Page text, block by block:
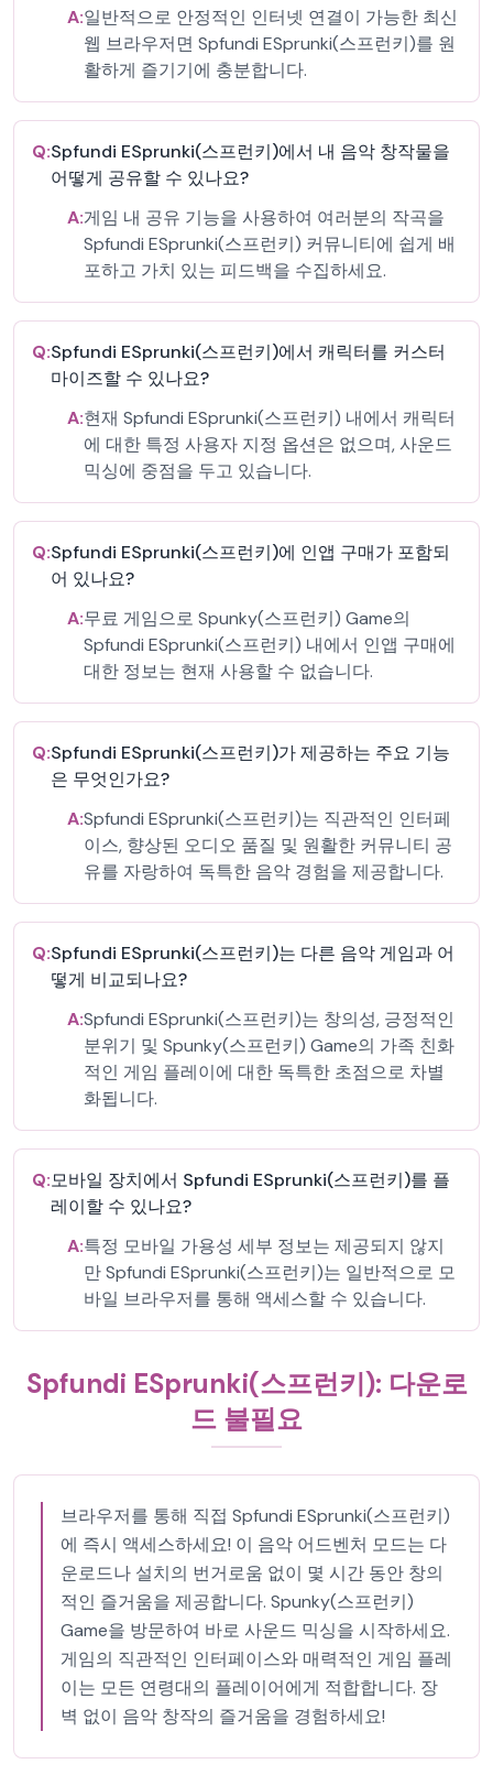
A:일반적으로 안정적인 인터넷 연결이 가능한 최신
웹 브라우저면 Spfundi ESprunki(스프런키)를 원
활하게 즐기기에 충분합니다.
Q:Spfundi ESprunki(스프런키)에서 내 음악 창작물을
어떻게 공유할 수 있나요?
A:게임 내 공유 기능을 사용하여 여러분의 작곡을
Spfundi ESprunki(스프런키) 커뮤니티에 쉽게 배
포하고 가치 있는 피드백을 수집하세요.
Q:Spfundi ESprunki(스프런키)에서 캐릭터를 커스터
마이즈할 수 있나요?
A:현재 Spfundi ESprunki(스프런키) 내에서 캐릭터
에 대한 특정 사용자 지정 옵션은 없으며, 사운드
믹싱에 중점을 두고 있습니다.
Q:Spfundi ESprunki(스프런키)에 인앱 구매가 포함되
어 있나요?
A:무료 게임으로 Spunky(스프런키) Game의
Spfundi ESprunki(스프런키) 내에서 인앱 구매에
대한 정보는 현재 사용할 수 없습니다.
Q:Spfundi ESprunki(스프런키)가 제공하는 주요 기능
은 무엇인가요?
A:Spfundi ESprunki(스프런키)는 직관적인 인터페
이스, 향상된 오디오 품질 및 원활한 커뮤니티 공
유를 자랑하여 독특한 음악 경험을 제공합니다.
Q:Spfundi ESprunki(스프런키)는 다른 음악 게임과 어
떻게 비교되나요?
A:Spfundi ESprunki(스프런키)는 창의성, 긍정적인
분위기 및 Spunky(스프런키) Game의 가족 친화
적인 게임 플레이에 대한 독특한 초점으로 차별
화됩니다.
Q:모바일 장치에서 Spfundi ESprunki(스프런키)를 플
레이할 수 있나요?
A:특정 모바일 가용성 세부 정보는 제공되지 않지
만 Spfundi ESprunki(스프런키)는 일반적으로 모
바일 브라우저를 통해 액세스할 수 있습니다.
Spfundi ESprunki(스프런키): 다운로
드 불필요
브라우저를 통해 직접 Spfundi ESprunki(스프런키)
에 즉시 액세스하세요! 이 음악 어드벤처 모드는 다
운로드나 설치의 번거로움 없이 몇 시간 동안 창의
적인 즐거움을 제공합니다. Spunky(스프런키)
Game을 방문하여 바로 사운드 믹싱을 시작하세요.
게임의 직관적인 인터페이스와 매력적인 게임 플레
이는 모든 연령대의 플레이어에게 적합합니다. 장
벽 없이 음악 창작의 즐거움을 경험하세요!